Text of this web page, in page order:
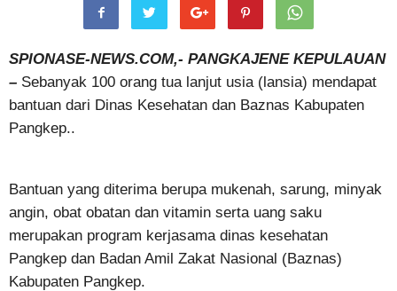
SPIONASE-NEWS.COM,- PANGKAJENE KEPULAUAN
– Sebanyak 100 orang tua lanjut usia (lansia) mendapat
bantuan dari Dinas Kesehatan dan Baznas Kabupaten
Pangkep..
Bantuan yang diterima berupa mukenah, sarung, minyak
angin, obat obatan dan vitamin serta uang saku
merupakan program kerjasama dinas kesehatan
Pangkep dan Badan Amil Zakat Nasional (Baznas)
Kabupaten Pangkep.